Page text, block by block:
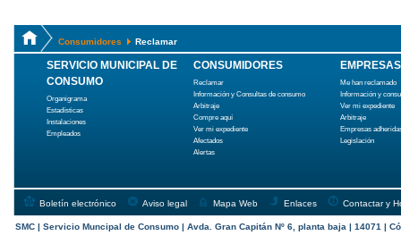
Consumidores Reclamar
SERVICIO MUNICIPAL DE
CONSUMO
Organigrama
Estadísticas
Instalaciones
Empleados
CONSUMIDORES
Reclamar
Información y Consultas de consumo
Arbitraje
Compre aquí
Ver mi expediente
Afectados
Alertas
EMPRESAS
Me han reclamado
Información y
Ver mi expediente
Arbitraje
Empresas
Legislación
Boletín electrónico Aviso legal Mapa Web Enlaces Contactar y
SMC | Servicio Muncipal de Consumo | Avda. Gran Capitán Nº 6, planta baja | 14071 |